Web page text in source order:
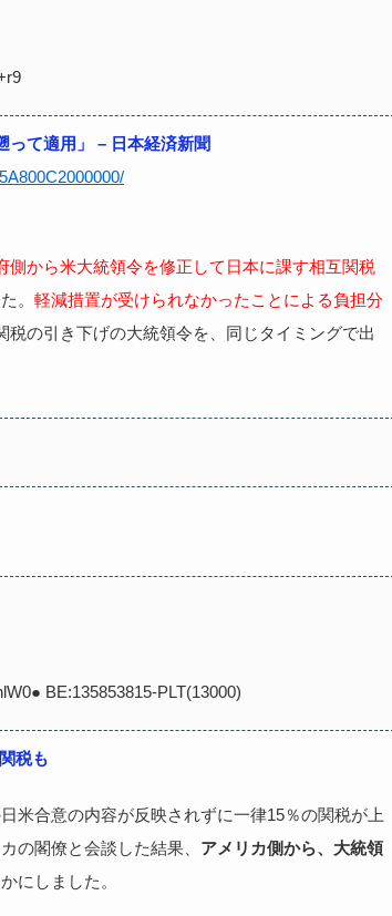
って適用」 – 日本経済新聞
側から米大統領令を修正して日本に課す相互関税
。 軽減措置が受けられなかったことによる負担分
税の引き下げの大統領令を、同じタイミングで出
BE:135853815-PLT(13000)
税も
米合意の内容が反映されずに一律15％の関税が上
の閣僚と会談した結果、 アメリカ側から、大統領
にしました。